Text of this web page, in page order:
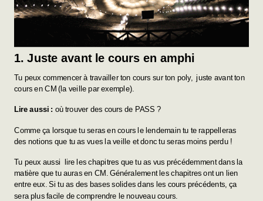
1. Juste avant le cours en amphi
Tu peux commencer à travailler ton cours sur ton poly, juste avant ton
cours en CM (la veille par exemple).
Lire aussi : où trouver des cours de PASS ?
Comme ça lorsque tu seras en cours le lendemain tu te rappelleras
des notions que tu as vues la veille et donc tu seras moins perdu !
Tu peux aussi lire les chapitres que tu as vus précédemment dans la
matière que tu auras en CM. Généralement les chapitres ont un lien
entre eux. Si tu as des bases solides dans les cours précédents, ça
sera plus facile de comprendre le nouveau cours.